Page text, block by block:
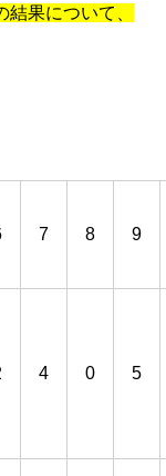
果について、
7 8 9
4 0 5